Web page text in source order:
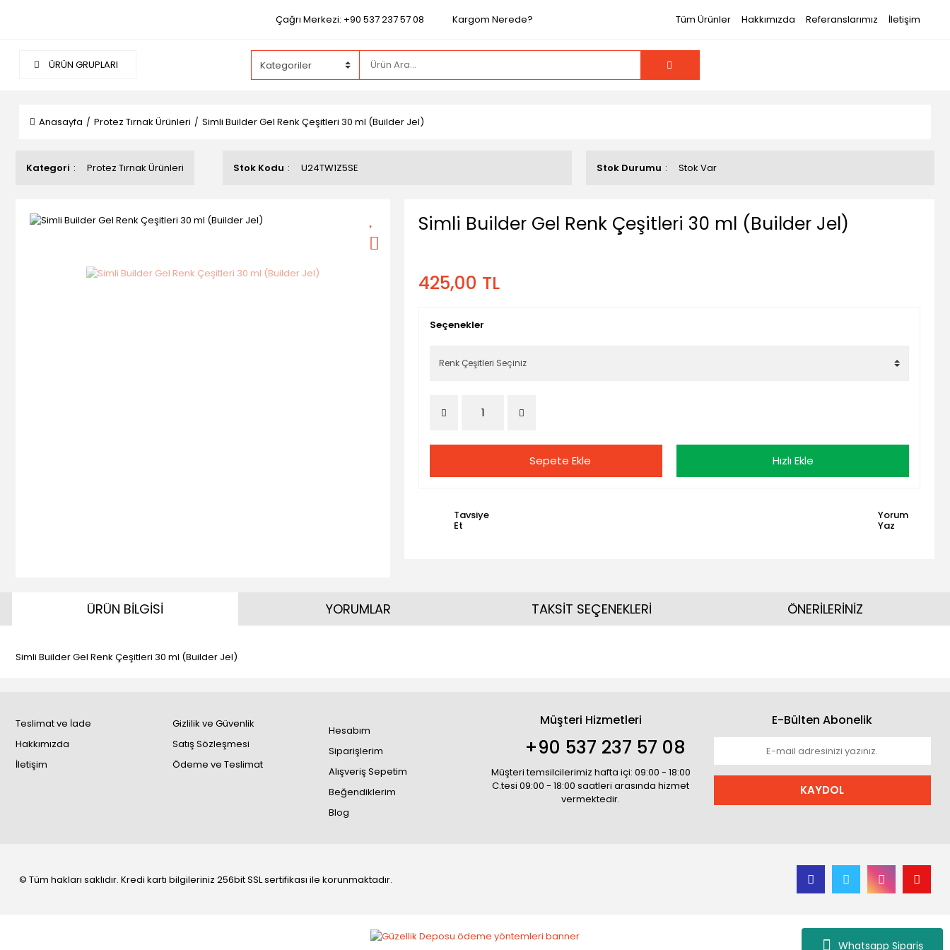
Whatsapp Sipariş
Çağrı Merkezi: +90 537 237 57 08 Kargom Nerede? Tüm Ürünler Hakkımızda Referanslarımız İletişim
ÜRÜN GRUPLARI
Anasayfa Protez Tırnak Ürünleri Simli Builder Gel Renk Çeşitleri 30 ml (Builder Jel)
Kategori Protez Tırnak Ürünleri Stok Kodu U24TW1Z5SE Stok Durumu Stok Var
Simli Builder Gel Renk Çeşitleri 30 ml (Builder Jel)
425,00 TL
Seçenekler
Sepete Ekle Hızlı Ekle
Tavsiye
Et
Yorum
Yaz
ÜRÜN BİLGİSİ
Simli Builder Gel Renk Çeşitleri 30 ml (Builder Jel)
YORUMLAR TAKSİT SEÇENEKLERİ ÖNERİLERİNİZ
Teslimat ve İade
Hakkımızda
İletişim
Gizlilik ve Güvenlik
Satış Sözleşmesi
Ödeme ve Teslimat
Hesabım
Siparişlerim
Alışveriş Sepetim
Beğendiklerim
Blog
Müşteri Hizmetleri
+90 537 237 57 08
Müşteri temsilcilerimiz hafta içi: 09:00 - 18:00
C.tesi 09:00 - 18:00 saatleri arasında hizmet
vermektedir.
E-Bülten Abonelik
KAYDOL
© Tüm hakları saklıdır. Kredi kartı bilgileriniz 256bit SSL sertifikası ile korunmaktadır.